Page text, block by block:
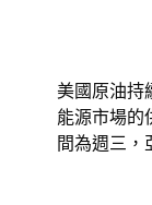
美國原油持
能源市場的
間為週三，